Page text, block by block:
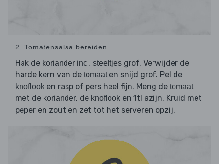
2. Tomatensalsa bereiden
Hak de koriander incl. steeltjes grof. Verwijder de
harde kern van de tomaaten snijd grof. Pel de
knoflook en rasp of pers heel fijn. Meng de tomaat
met de koriander, de knoflook en 1tl azijn. Kruid met
peper en zout en zet tot het serveren opzij.